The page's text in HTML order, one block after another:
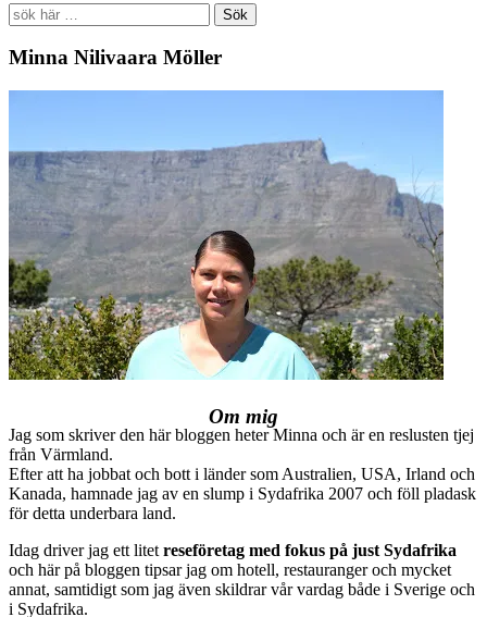
Search
for:
Minna Nilivaara Möller
Om mig
Jag som skriver den här bloggen heter Minna och är en reslusten tjej
från Värmland.
Efter att ha jobbat och bott i länder som Australien, USA, Irland och
Kanada, hamnade jag av en slump i Sydafrika 2007 och föll pladask
för detta underbara land.
Idag driver jag ett litet reseföretag med fokus på just Sydafrika
och här på bloggen tipsar jag om hotell, restauranger och mycket
annat, samtidigt som jag även skildrar vår vardag både i Sverige och
i Sydafrika.